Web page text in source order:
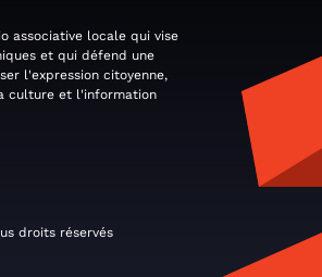
associative locale qui vise
et qui défend une
l'expression citoyenne,
culture et l'information
droits réservés